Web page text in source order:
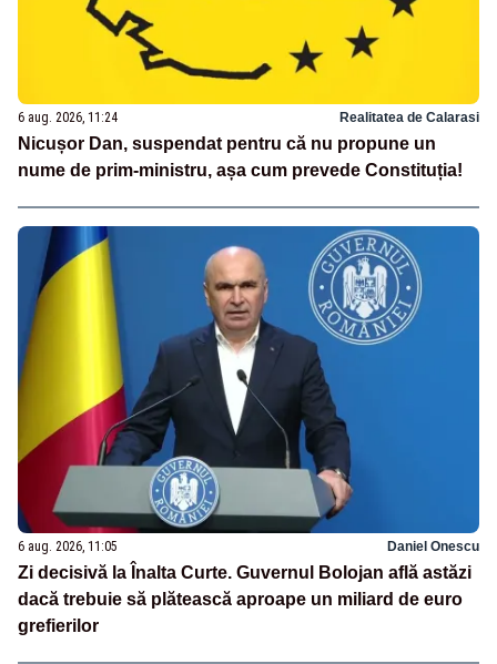
6 aug. 2026, 11:24 Realitatea de Calarasi
Nicușor Dan, suspendat pentru că nu propune un
nume de prim-ministru, așa cum prevede Constituția!
6 aug. 2026, 11:05 Daniel Onescu
Zi decisivă la Înalta Curte. Guvernul Bolojan află astăzi
dacă trebuie să plătească aproape un miliard de euro
grefierilor